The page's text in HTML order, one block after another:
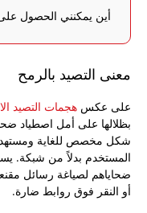
أين يمكنني الحصول
معنى التصيد بالرمح
على عكس هجمات التصيد
بظلالها على أمل اصطياد
شكل مخصص للغاية
المستخدم بدلاً من شبكة.
ضحاياهم لصياغة رسائل
أو النقر فوق روابط ضارة.